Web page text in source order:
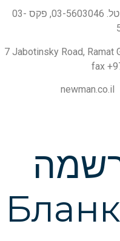
דרך ז'בוטינסקי 7 רמת גן 5250601 טל. 03-5603046, פקס 03-
7 Jabotinsky Road, Ramat
fax